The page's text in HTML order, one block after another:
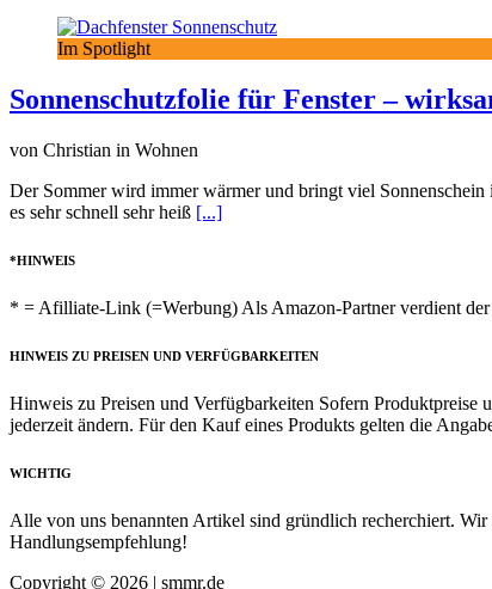
Im Spotlight
Sonnenschutzfolie für Fenster –
von Christian in Wohnen
Der Sommer wird immer wärmer und bringt viel Sonnenschein
es sehr schnell sehr heiß [...]
*HINWEIS
* = Afilliate-Link (=Werbung) Als Amazon-Partner verdient
HINWEIS ZU PREISEN UND VERFÜGBARKEITEN
Hinweis zu Preisen und Verfügbarkeiten Sofern Produktpreise
jederzeit ändern. Für den Kauf eines Produkts gelten die
WICHTIG
Alle von uns benannten Artikel sind gründlich recherchiert.
Handlungsempfehlung!
Copyright © 2026 | smmr.de